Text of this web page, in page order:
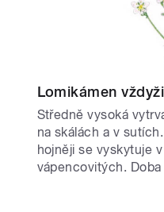
Lomikámen
Středně vysoká
na skálách a v
hojněji se vyskytuje
vápencovitých.